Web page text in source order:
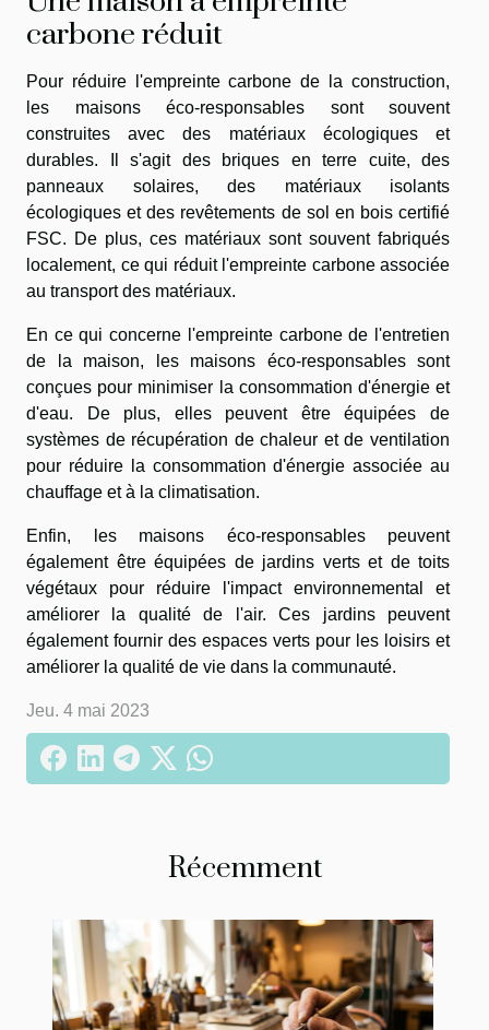
carbone réduit
Pour réduire l'empreinte carbone de la construction,
les maisons éco-responsables sont souvent
construites avec des matériaux écologiques et
durables. Il s'agit des briques en terre cuite, des
panneaux solaires, des matériaux isolants
écologiques et des revêtements de sol en bois certifié
FSC. De plus, ces matériaux sont souvent fabriqués
localement, ce qui réduit l'empreinte carbone associée
au transport des matériaux.
En ce qui concerne l'empreinte carbone de l'entretien
de la maison, les maisons éco-responsables sont
conçues pour minimiser la consommation d'énergie et
d'eau. De plus, elles peuvent être équipées de
systèmes de récupération de chaleur et de ventilation
pour réduire la consommation d'énergie associée au
chauffage et à la climatisation.
Enfin, les maisons éco-responsables peuvent
également être équipées de jardins verts et de toits
végétaux pour réduire l'impact environnemental et
améliorer la qualité de l'air. Ces jardins peuvent
également fournir des espaces verts pour les loisirs et
améliorer la qualité de vie dans la communauté.
Jeu. 4 mai 2023
Récemment